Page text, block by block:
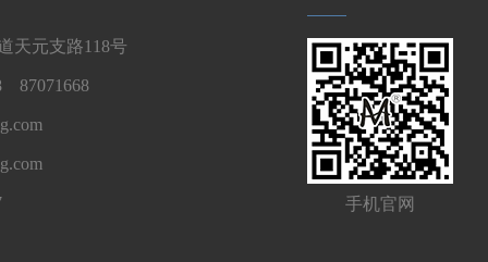
天元支路118号
87071668
手机官网